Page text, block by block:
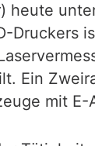
heute
Ein
mit